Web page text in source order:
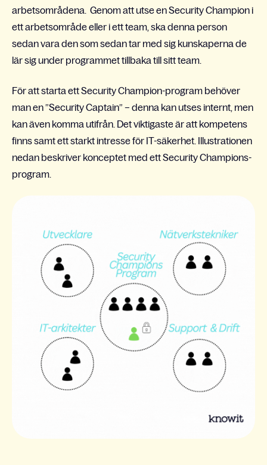
arbetsområdena. Genom att utse en Security Champion i
ett arbetsområde eller i ett team, ska denna person
sedan vara den som sedan tar med sig kunskaperna de
lär sig under programmet tillbaka till sitt team.
För att starta ett Security Champion-program behöver
man en ”Security Captain” – denna kan utses internt, men
kan även komma utifrån. Det viktigaste är att kompetens
finns samt ett starkt intresse för IT-säkerhet. Illustrationen
nedan beskriver konceptet med ett Security Champions-
program.